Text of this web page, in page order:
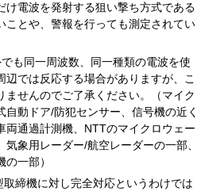
け電波を発射する狙い撃ち方式である
ことや、警報を行っても測定されてい
も同一周波数、同一種類の電波を使
辺では反応する場合がありますが、こ
ませんのでご了承ください。（マイク
自動ドア/防犯センサー、信号機の近く
両通過計測機、NTTのマイクロウェー
気象用レーダー/航空レーダーの一部、
一部）
取締機に対し完全対応というわけでは